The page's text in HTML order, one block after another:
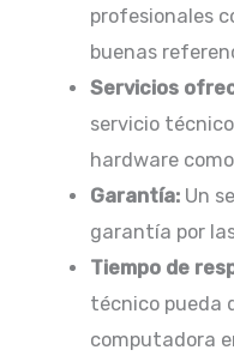
profesionales
buenas
Servicios
servicio
hardware
Garantía:Un
garantía por
Tiempo de
técnico pueda
computadora